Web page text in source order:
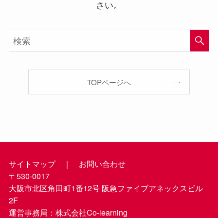
さい。
TOPページへ
サイトマップ｜ お問い合わせ
〒530-0017
大阪市北区角田町1番12号 阪急ファイブアネックスビル
2F
運営事務局：株式会社Co-learning